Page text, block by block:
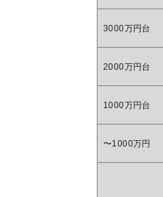
3000万円台
2000万円台
1000万円台
〜1000万円